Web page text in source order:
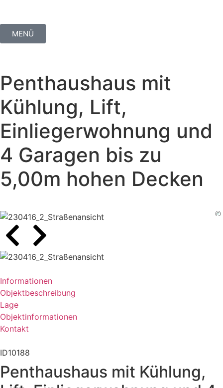
MENÜ
Penthaushaus mit
Kühlung, Lift,
Einliegerwohnung und
4 Garagen bis zu
5,00m hohen Decken
Informationen
Objektbeschreibung
Lage
Objektinformationen
Kontakt
ID10188
Penthaushaus mit Kühlung,